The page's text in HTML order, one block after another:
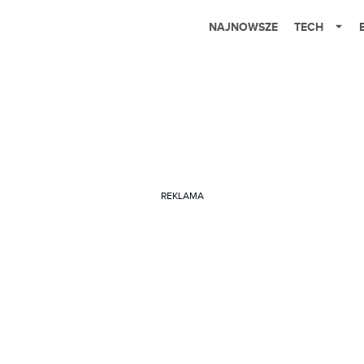
NAJNOWSZE TECH
REKLAMA